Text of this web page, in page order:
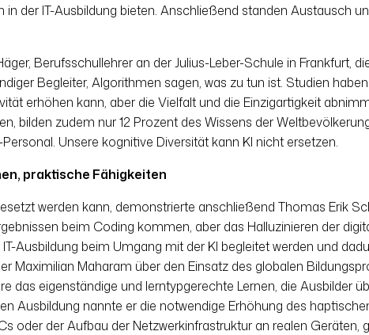
der IT-Ausbildung bieten. Anschließend standen Austausch
Berufsschullehrer an der Julius-Leber-Schule in Frankfurt,
Begleiter, Algorithmen sagen, was zu tun ist. Studien
erhöhen kann, aber die Vielfalt und die Einzigartigkeit
bilden zudem nur 12 Prozent des Wissens der
Unsere kognitive Diversität kann KI nicht ersetzen.
praktische Fähigkeiten
werden kann, demonstrierte anschließend Thomas Erik
beim Coding kommen, aber das Halluzinieren der
Ausbildung beim Umgang mit der KI begleitet werden und
Maximilian Maharam über den Einsatz des globalen
eigenständige und lerntypgerechte Lernen, die Ausbilder
Ausbildung nannte er die notwendige Erhöhung des
oder der Aufbau der Netzwerkinfrastruktur an realen Geräten,